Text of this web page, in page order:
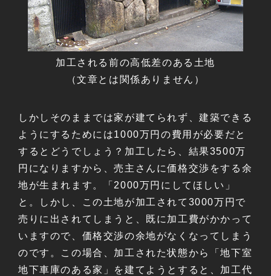
加工される前の高低差のある土地
（文章とは関係ありません）
しかしそのままでは家が建てられず、建築できる
ようにするためには1000万円の費用が必要だと
するとどうでしょう？加工したら、結果3500万
円になりますから、売主さんに価格交渉をする余
地が生まれます。「2000万円にしてほしい」
と。しかし、この土地が加工されて3000万円で
売りに出されてしまうと、既に加工費がかかって
いますので、価格交渉の余地がなくなってしまう
のです。この場合、加工された状態から「地下室
地下車庫のある家」を建てようとすると、加工代